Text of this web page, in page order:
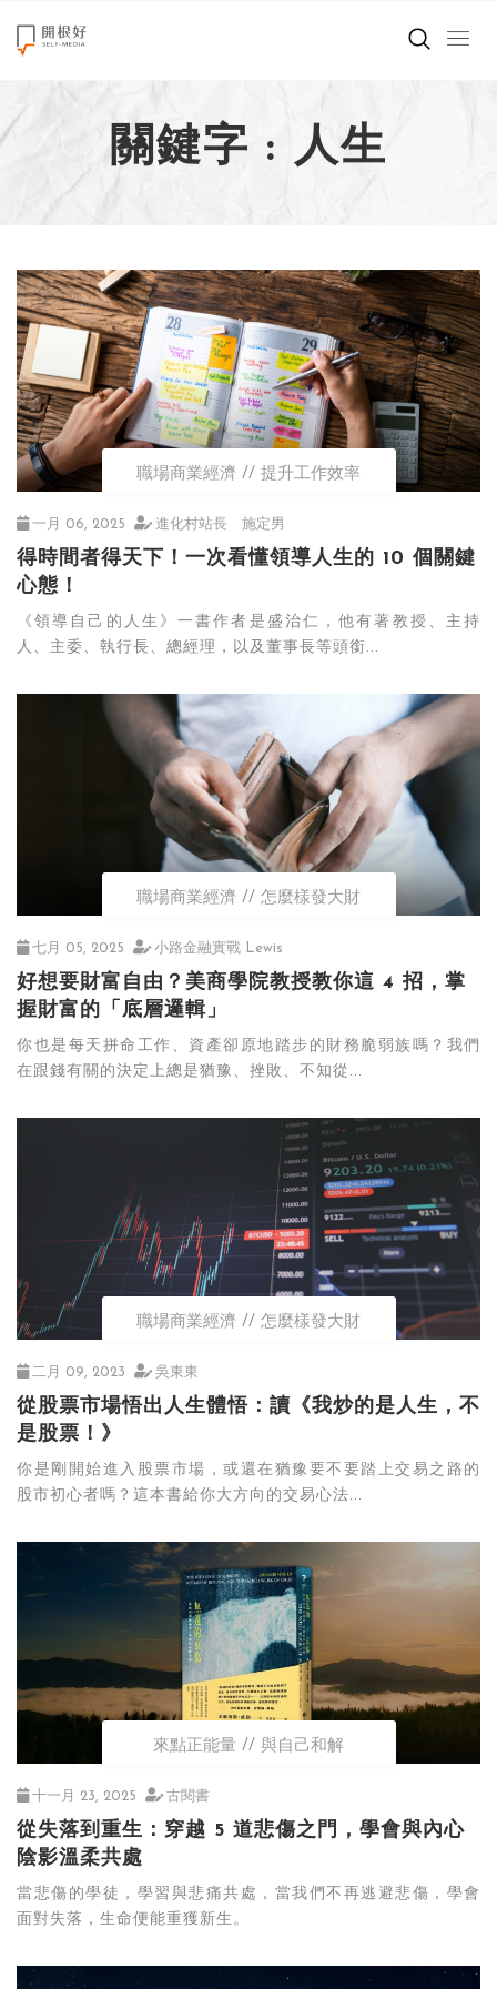
來點正能量
世界在想什麼
創造美好生活
職場商業經濟
影片專區
關於我們
關鍵字 : 人生
職場商業經濟 提升工作效率
一月 06, 2025 進化村站長 施定男
得時間者得天下！一次看懂領導人生的 10 個關鍵
心態！
《領導自己的人生》一書作者是盛治仁，他有著教授、主持
人、主委、執行長、總經理，以及董事長等頭銜...
職場商業經濟 怎麼樣發大財
七月 05, 2025 小路金融實戰 Lewis
好想要財富自由？美商學院教授教你這 4 招，掌
握財富的「底層邏輯」
你也是每天拼命工作、資產卻原地踏步的財務脆弱族嗎？我們
在跟錢有關的決定上總是猶豫、挫敗、不知從...
職場商業經濟 怎麼樣發大財
二月 09, 2023 吳東東
從股票市場悟出人生體悟：讀《我炒的是人生，不
是股票！》
你是剛開始進入股票市場，或還在猶豫要不要踏上交易之路的
股市初心者嗎？這本書給你大方向的交易心法...
來點正能量 與自己和解
十一月 23, 2025 古閱書
從失落到重生：穿越 5 道悲傷之門，學會與內心
陰影溫柔共處
當悲傷的學徒，學習與悲痛共處，當我們不再逃避悲傷，學會
面對失落，生命便能重獲新生。